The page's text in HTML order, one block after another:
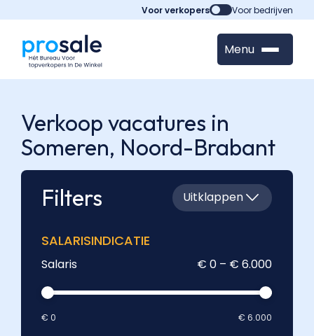
Voor verkopers Voor bedrijven
Menu
Verkoop vacatures in
Someren, Noord-Brabant
Filters
Uitklappen
SALARISINDICATIE
Salaris € 0 – € 6.000
€ 0 € 6.000